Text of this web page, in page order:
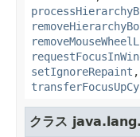
setIgnoreRepaint ,
クラス java.lang.